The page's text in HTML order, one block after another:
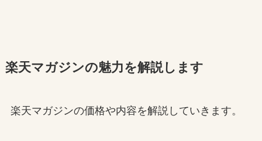
楽天マガジンの魅力を解説します
楽天マガジンの価格や内容を解説していきます。